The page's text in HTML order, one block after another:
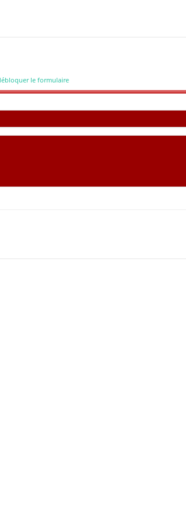
le formulaire